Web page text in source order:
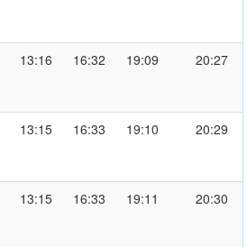
13:16 16:32 19:09 20:27
13:15 16:33 19:10 20:29
13:15 16:33 19:11 20:30